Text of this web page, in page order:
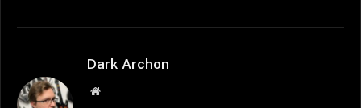
Dark Archon
Strona